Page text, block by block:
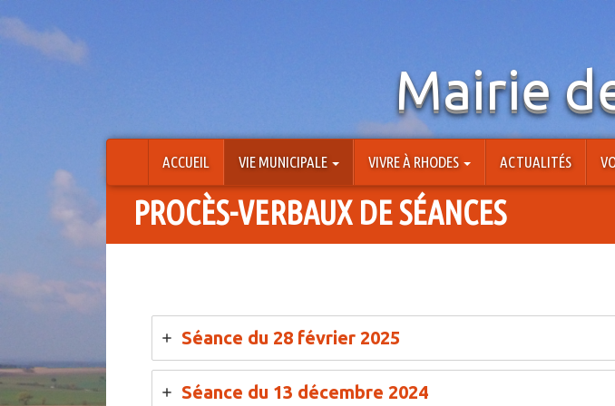
Mairie
ACCUEIL VIE MUNICIPALE VIVRE À RHODES ACTUALITÉS
PROCÈS-VERBAUX DE SÉANCES
Séance du 28 février 2025
Séance du 13 décembre 2024